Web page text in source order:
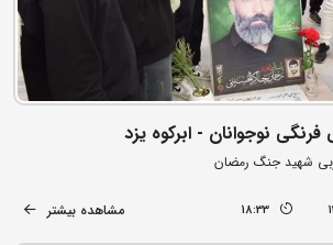
نوجوانان - ابرکوه یزد
شهید جنگ رمضان
18:33 مشاهده بیشتر